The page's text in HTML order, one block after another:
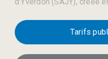
Tarifs